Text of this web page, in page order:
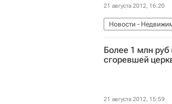
21 августа 2012, 16:20
Новости -
Более 1 млн
сгоревшей
21 августа 2012, 15:59